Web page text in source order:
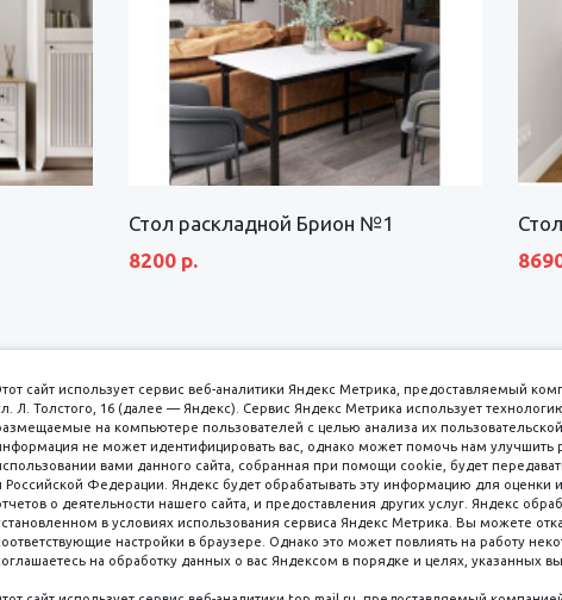
Стол раскладной Брион №1
8200 р.
Принимаем к оплате
сайт использует сервис веб-аналитики Яндекс Метрика, предоставляемый
Л. Толстого, 16 (далее — Яндекс). Сервис Яндекс Метрика использует
на компьютере пользователей с целью анализа их
не может идентифицировать вас, однако может помочь нам улучшить
вами данного сайта, собранная при помощи cookie, будет
Российской Федерации. Яндекс будет обрабатывать эту информацию для оценки
о деятельности нашего сайта, и предоставления других услуг. Яндекс
в условиях использования сервиса Яндекс Метрика. Вы можете
настройки в браузере. Однако это может повлиять на работу
на обработку данных о вас Яндексом в порядке и целях, указанных